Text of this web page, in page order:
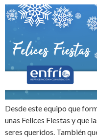
Desde este equipo que
unas Felices Fiestas y que
seres queridos. También